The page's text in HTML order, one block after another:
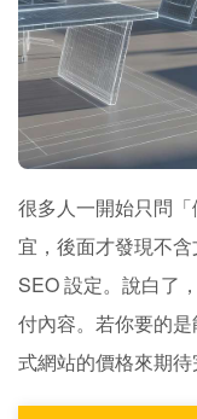
很多人一開始只問
宜，後面才發現不
SEO 設定。說白了
付內容。若你要的
式網站的價格來期待